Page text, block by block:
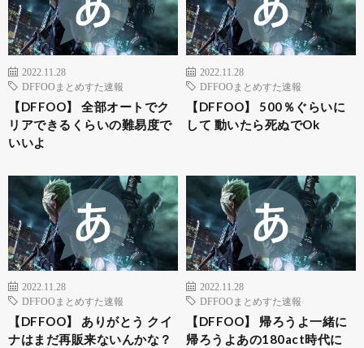
2022.11.28
DFFOOまとめすた速報
【DFFOO】 全部オートでク
リアできるくらいの難易度で
いいよ
2022.11.28
DFFOOまとめすた速報
【DFFOO】 500％ぐらいに
して 動いたら死ぬでOk
2022.11.28
DFFOOまとめすた速報
【DFFOO】 ありがとう クイ
ナはまだ再販来ないんかな？
2022.11.28
DFFOOまとめすた速報
【DFFOO】 帰ろうよ一緒に
帰ろうよあの180act時代に